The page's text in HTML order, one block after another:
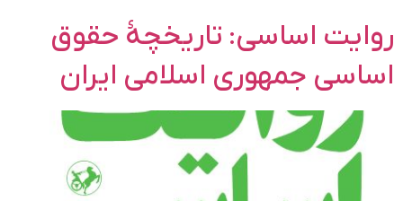
روایت اساسی: تاریخچۀ حقوق
اساسی جمهوری اسلامی ایران